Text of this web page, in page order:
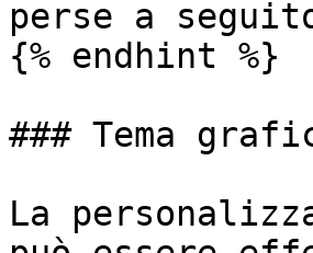
perse a
{% endhint %}
### Tema
La